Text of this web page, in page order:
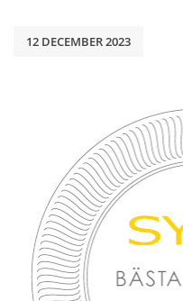
12 DECEMBER 2023